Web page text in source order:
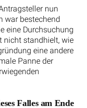
nun
war bestechend
eine Durchsuchung
nicht standhielt, wie
eine andere
Panne der
Falles am Ende